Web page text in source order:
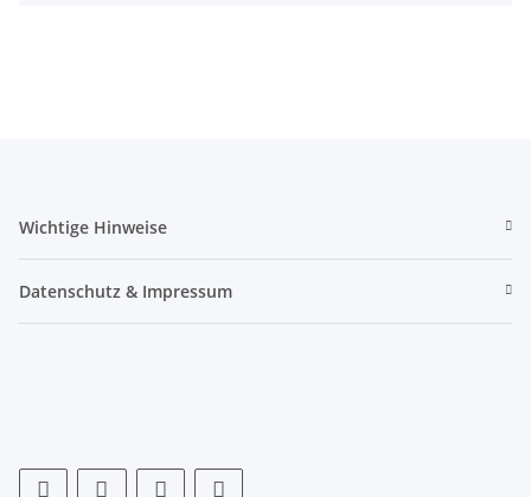
Wichtige Hinweise
Datenschutz & Impressum